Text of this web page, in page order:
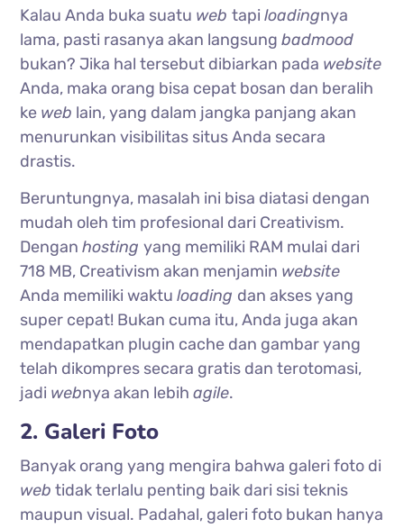
Kalau Anda buka suatu webtapiloadingnya
lama, pasti rasanya akan langsungbadmood
bukan? Jika hal tersebut dibiarkan pada website
Anda, maka orang bisa cepat bosan dan beralih
ke web lain, yang dalam jangka panjang akan
menurunkan visibilitas situs Anda secara
drastis.
Beruntungnya, masalah ini bisa diatasi dengan
mudah oleh tim profesional dari Creativism.
Denganhostingyang memiliki RAM mulai dari
718 MB, Creativism akan menjamin website
Anda memiliki waktuloading dan akses yang
super cepat! Bukan cuma itu, Anda juga akan
mendapatkan plugin cache dan gambar yang
telah dikompres secara gratis dan terotomasi,
jadi webnya akan lebihagile.
2. Galeri Foto
Banyak orang yang mengira bahwa galeri foto di
web tidak terlalu penting baik dari sisi teknis
maupun visual. Padahal, galeri foto bukan hanya